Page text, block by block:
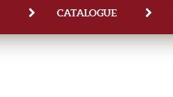
CATALOGUE